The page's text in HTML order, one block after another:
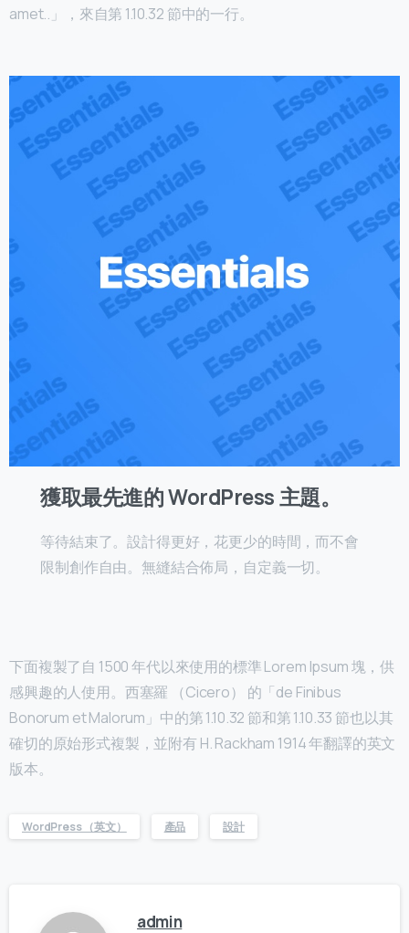
amet..」，來自第 1.10.32 節中的一行。
獲取最先進的 WordPress 主題。
等待結束了。設計得更好，花更少的時間，而不會
限制創作自由。無縫結合佈局，自定義一切。
下面複製了自 1500 年代以來使用的標準 Lorem Ipsum 塊，供
感興趣的人使用。西塞羅 （Cicero） 的「de Finibus
Bonorum et Malorum」中的第 1.10.32 節和第 1.10.33 節也以其
確切的原始形式複製，並附有 H. Rackham 1914 年翻譯的英文
版本。
WordPress （英文） 產品 設計
admin